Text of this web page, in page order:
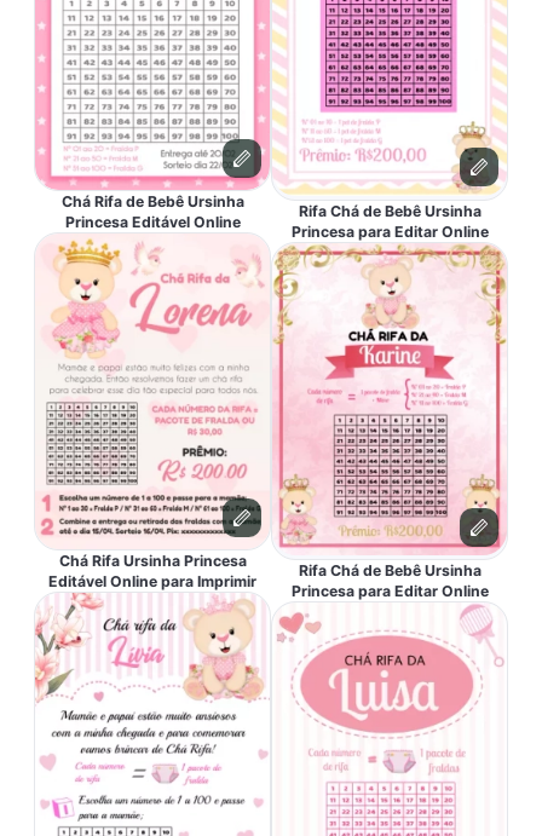
Chá Rifa de Bebê Ursinha
Princesa Editável Online
Chá Rifa Ursinha Princesa
Editável Online para Imprimir
Rifa Chá de Bebê Ursinha
Princesa para Editar Online
Rifa Chá de Bebê Ursinha
Princesa para Editar Online